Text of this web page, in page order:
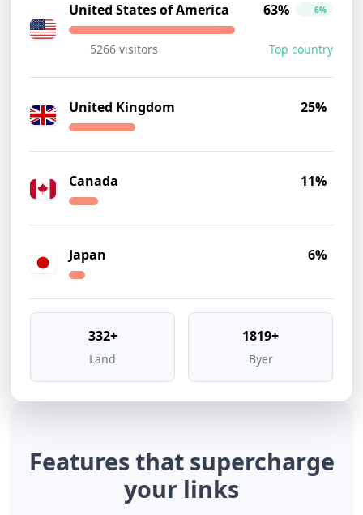
United States of America 63% 6%
5266 visitors Top country
United Kingdom 25%
Canada 11%
Japan 6%
332+
Land
1819+
Byer
Features that supercharge
your links